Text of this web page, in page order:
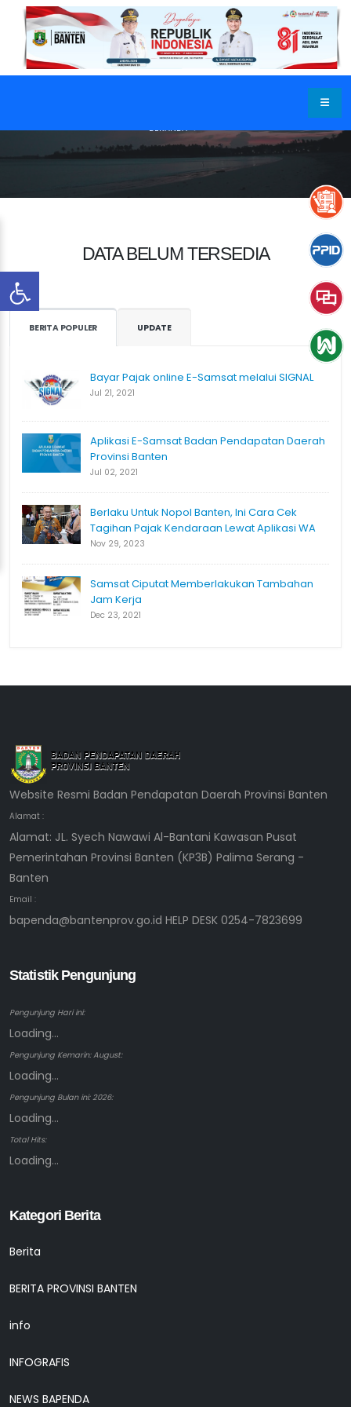
BERANDA
DATA BELUM TERSEDIA
BERITA POPULER UPDATE
Bayar Pajak online E-Samsat melalui SIGNAL
Jul 21, 2021
Aplikasi E-Samsat Badan Pendapatan Daerah
Provinsi Banten
Jul 02, 2021
Berlaku Untuk Nopol Banten, Ini Cara Cek
Tagihan Pajak Kendaraan Lewat Aplikasi WA
Nov 29, 2023
Samsat Ciputat Memberlakukan Tambahan
Jam Kerja
Dec 23, 2021
Website Resmi Badan Pendapatan Daerah Provinsi Banten
Alamat :
Alamat: JL. Syech Nawawi Al-Bantani Kawasan Pusat
Pemerintahan Provinsi Banten (KP3B) Palima Serang -
Banten
Email :
bapenda@bantenprov.go.id HELP DESK 0254-7823699
Statistik Pengunjung
Pengunjung Hari ini:
Loading...
Pengunjung Kemarin: August:
Loading...
Pengunjung Bulan ini: 2026:
Loading...
Total Hits:
Loading...
Kategori Berita
Berita
BERITA PROVINSI BANTEN
info
INFOGRAFIS
NEWS BAPENDA